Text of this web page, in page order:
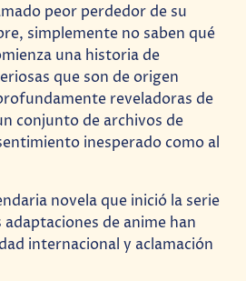
peor perdedor de su
simplemente no saben qué
una historia de
que son de origen
reveladoras de
conjunto de archivos de
inesperado como al
novela que inició la serie
adaptaciones de anime han
internacional y aclamación